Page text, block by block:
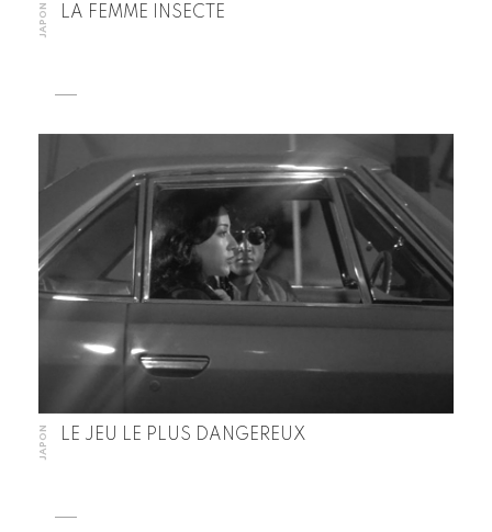
JAPON LA FEMME INSECTE
JAPON LE JEU LE PLUS DANGEREUX